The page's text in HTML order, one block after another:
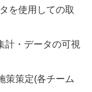
を使用しての取
計・データの可視
策策定(各チーム